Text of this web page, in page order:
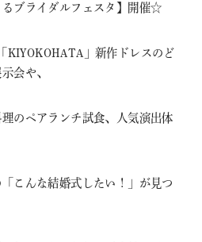
るブライダルフェスタ】開催☆
KIYOKOHATA」新作ドレスのど
会や、
のペアランチ試食、人気演出体
こんな結婚式したい！」が見つ